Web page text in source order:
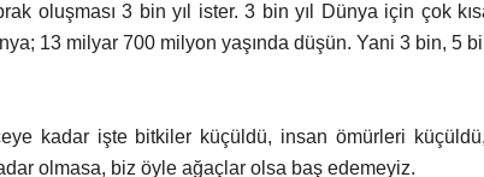
oluşması 3 bin yıl ister. 3 bin yıl Dünya için çok
13 milyar 700 milyon yaşında düşün. Yani 3 bin, 5
kadar işte bitkiler küçüldü, insan ömürleri
olmasa, biz öyle ağaçlar olsa baş edemeyiz.